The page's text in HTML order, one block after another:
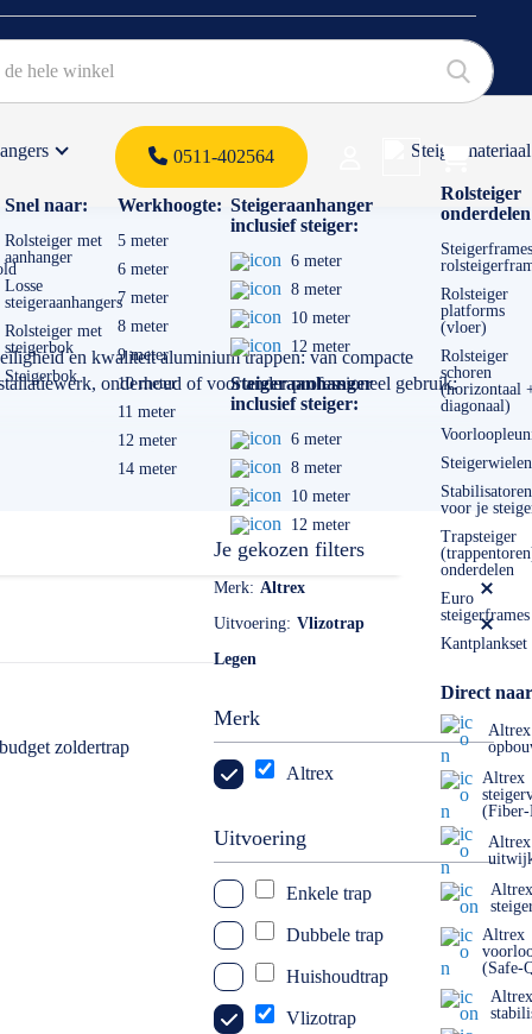
0511-402564
Snel naar:
Rolsteiger met
aanhanger
Losse
steigeraanhangers
Rolsteiger met
steigerbok
Steigerbok
Werkhoogte:
5 meter
6 meter
7 meter
8 meter
9 meter
10 meter
11 meter
12 meter
14 meter
Steigeraanhanger
inclusief steiger:
6 meter
8 meter
10 meter
12 meter
Steigeraanhanger
inclusief steiger:
6 meter
8 meter
10 meter
12 meter
Steigermateriaal
Rolsteiger
Rolsteiger
platforms
(vloer)
Rolsteiger
schoren
(horizontaal
diagonaal)
Steigerwielen
Stabilisatoren
voor je
Trapsteiger
onderdelen
Euro
steigerframes
Kantplankset
Direct
Altrex
Altrex
Altrex
Altrex
Altrex
(Safe-
Altrex
en kwaliteit aluminium trappen: van compacte
onderhoud of voor ander professioneel gebruik:
geldende wet -en regelgeving. Het verschil tussen de
bij hoe vaak en hoe intensief je deze gebruikt van
thuisgebruik, semi professioneel en professioneel. Elk
Je gekozen filters
Merk
Altrex
Uitvoering
Vlizotrap
Legen
Merk
Altrex
Uitvoering
Enkele trap
Dubbele trap
Huishoudtrap
Vlizotrap